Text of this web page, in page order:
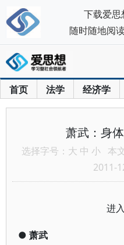
首页 法学 经济学
萧武：身
选择字号： 大 中 小 本
2011-
进
● 萧武
下载爱思
随时随地阅